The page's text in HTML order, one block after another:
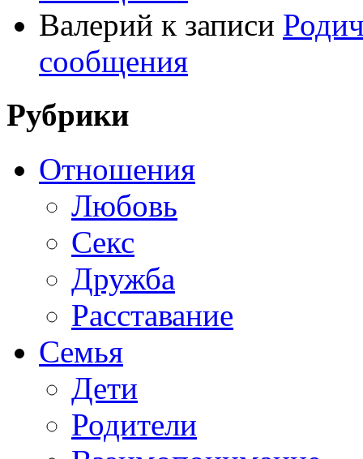
Валерий к записи
сообщения
Рубрики
Отношения
Любовь
Секс
Дружба
Расставание
Семья
Дети
Родители